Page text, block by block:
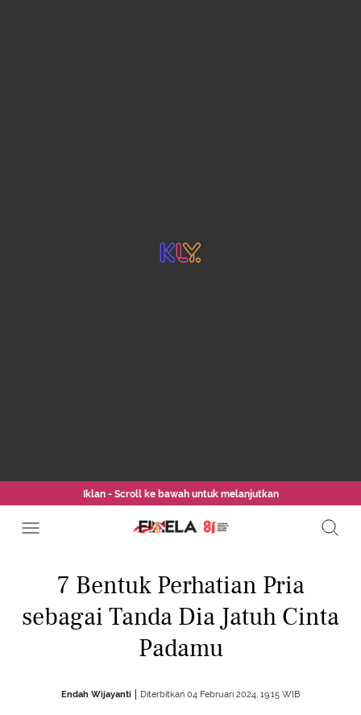
Iklan - Scroll ke bawah untuk melanjutkan
7 Bentuk Perhatian Pria
sebagai Tanda Dia Jatuh Cinta
Padamu
Endah Wijayanti Diterbitkan 04 Februari 2024, 19:15 WIB